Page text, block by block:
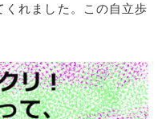
れました。この自立歩